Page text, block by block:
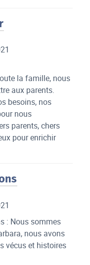
la famille, nous
aux parents.
besoins, nos
nous
parents, chers
pour enrichir
: Nous sommes
nous avons
vécus et histoires